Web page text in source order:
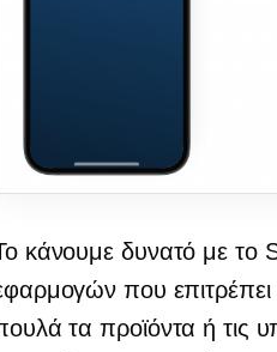
κάνουμε δυνατό με το
που επιτρέπει
τα προϊόντα ή τις